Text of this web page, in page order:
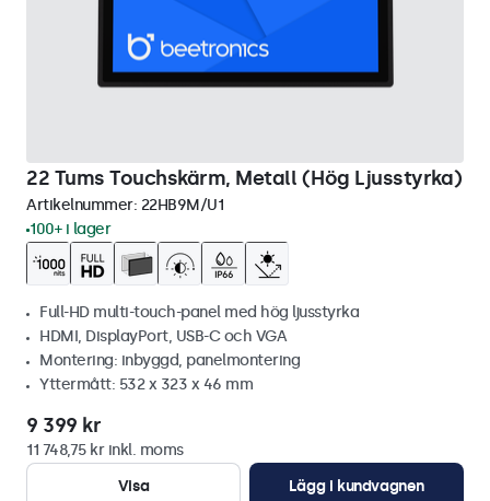
22 Tums Touchskärm, Metall (Hög Ljusstyrka)
Artikelnummer: 22HB9M/U1
100+ i lager
Full-HD multi-touch-panel med hög ljusstyrka
HDMI, DisplayPort, USB-C och VGA
Montering: inbyggd, panelmontering
Yttermått: 532 x 323 x 46 mm
9 399 kr
11 748,75 kr inkl. moms
Visa
Lägg i kundvagnen